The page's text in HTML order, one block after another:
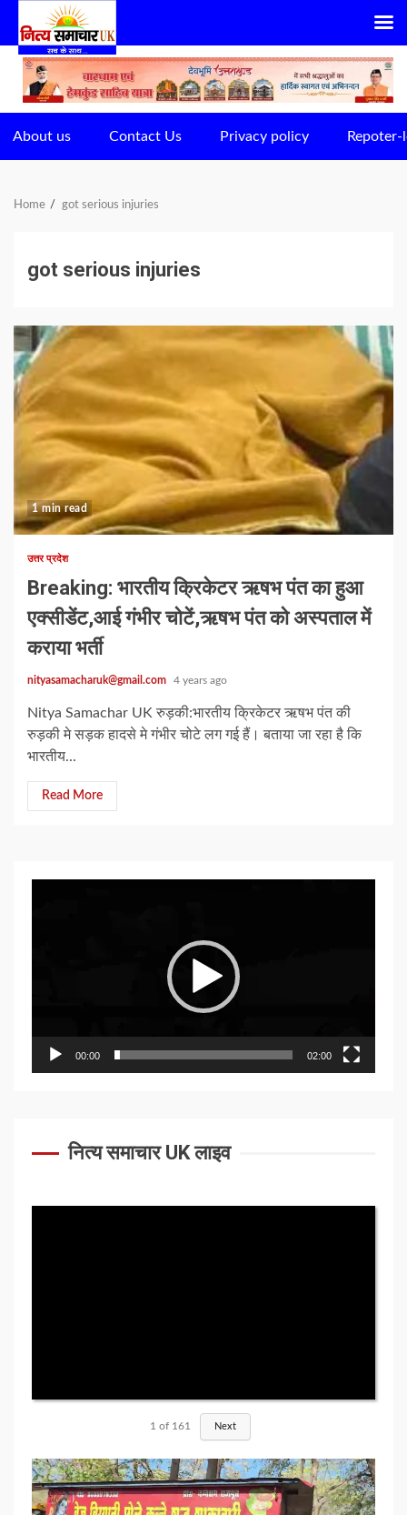
Skip
content
About us Contact Us Privacy policy Repoter-
Home got serious injuries
got serious injuries
1 min read
उत्तर प्रदेश
Breaking: भारतीय क्रिकेटर ऋषभ पंत का हुआ
एक्सीडेंट,आई गंभीर चोटें,ऋषभ पंत को अस्पताल में
कराया भर्ती
nityasamacharuk@gmail.com 4 years ago
Nitya Samachar UK रुड़की:भारतीय क्रिकेटर ऋषभ पंत की
रुड़की मे सड़क हादसे मे गंभीर चोटे लग गई हैं। बताया जा रहा है कि
भारतीय...
Read More
00:00 02:00
नित्य समाचार UK लाइव
1 of 161 Next